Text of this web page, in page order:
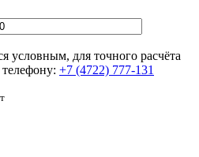
условным, для точного расчёта
+7 (4722) 777-131